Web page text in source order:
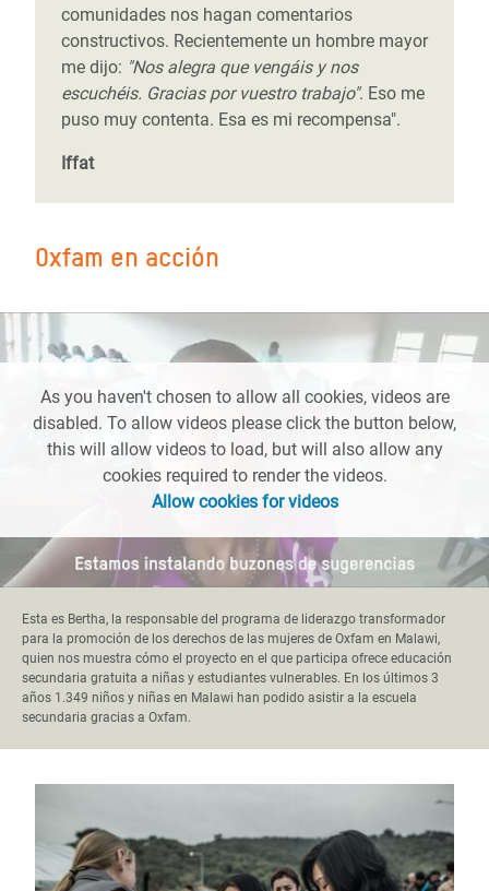
comunidades nos hagan comentarios
constructivos. Recientemente un hombre mayor
me dijo: "Nos alegra que vengáis y nos
escuchéis. Gracias por vuestro trabajo". Eso me
puso muy contenta. Esa es mi recompensa".
Iffat
Oxfam en acción
As you haven't chosen to allow all cookies, videos are
disabled. To allow videos please click the button below,
this will allow videos to load, but will also allow any
cookies required to render the videos.
Allow cookies for videos
Esta es Bertha, la responsable del programa de liderazgo transformador
para la promoción de los derechos de las mujeres de Oxfam en Malawi,
quien nos muestra cómo el proyecto en el que participa ofrece educación
secundaria gratuita a niñas y estudiantes vulnerables. En los últimos 3
años 1.349 niños y niñas en Malawi han podido asistir a la escuela
secundaria gracias a Oxfam.